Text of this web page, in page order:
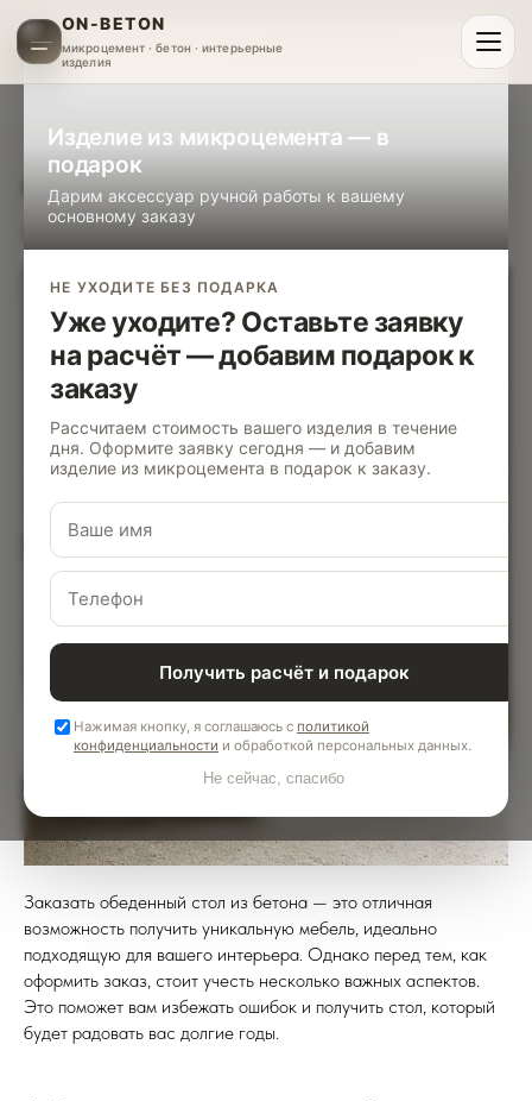
×
ПОДАРОК К ЗАКАЗУ
Изделие из микроцемента — в
подарок
Дарим аксессуар ручной работы к вашему
основному заказу
НЕ УХОДИТЕ БЕЗ ПОДАРКА
Уже уходите? Оставьте заявку
на расчёт — добавим подарок к
заказу
Рассчитаем стоимость вашего изделия в течение
дня. Оформите заявку сегодня — и добавим
изделие из микроцемента в подарок к заказу.
Получить расчёт и подарок
Нажимая кнопку, я соглашаюсь с политикой
конфиденциальности и обработкой персональных данных.
Не сейчас, спасибо
ON-BETON
микроцемент · бетон · интерьерные
изделия
Обеденные столы из бетона на
заказ: что учесть при выборе?
Заказать обеденный стол из бетона — это отличная
возможность получить уникальную мебель, идеально
подходящую для вашего интерьера. Однако перед тем, как
оформить заказ, стоит учесть несколько важных аспектов.
Это поможет вам избежать ошибок и получить стол, который
будет радовать вас долгие годы.